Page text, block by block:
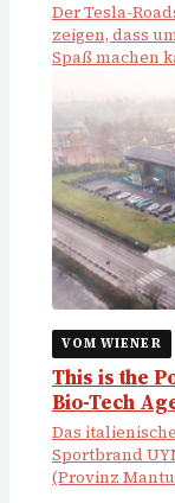
Der Tesla-
zeigen, dass
Spaß machen
VOM WIENER
This is the
Bio-Tech
Das
Sportbrand
(Provinz